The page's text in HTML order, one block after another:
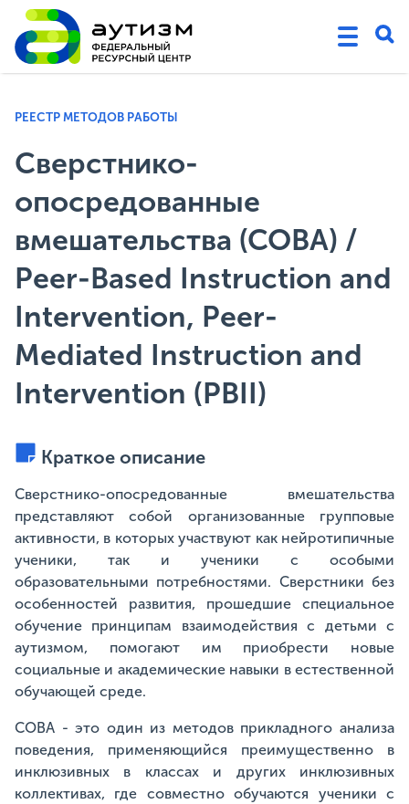
РЕЕСТР МЕТОДОВ РАБОТЫ
Сверстнико-
опосредованные
вмешательства (СОВА) /
Peer-Based Instruction and
Intervention, Peer-
Mediated Instruction and
Intervention (PBII)
Краткое описание
Сверстнико-опосредованные вмешательства
представляют собой организованные групповые
активности, в которых участвуют как нейротипичные
ученики, так и ученики с особыми
образовательными потребностями. Сверстники без
особенностей развития, прошедшие специальное
обучение принципам взаимодействия с детьми с
аутизмом, помогают им приобрести новые
социальные и академические навыки в естественной
обучающей среде.
СОВА - это один из методов прикладного анализа
поведения, применяющийся преимущественно в
инклюзивных в классах и других инклюзивных
коллективах, где совместно обучаются ученики с